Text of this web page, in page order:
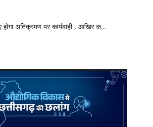
होगा अतिक्रमण पर कार्यवाही , आखिर क…